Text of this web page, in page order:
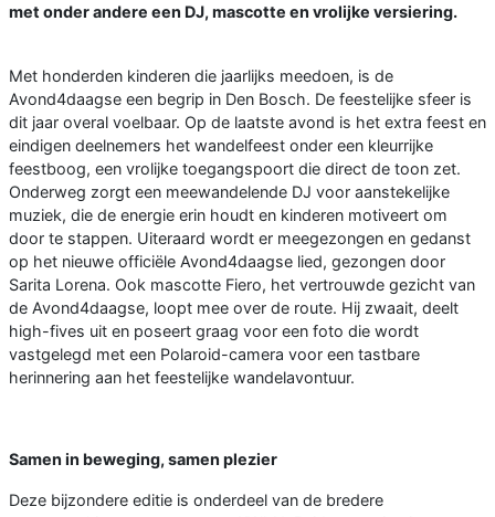
met onder andere een DJ, mascotte en vrolijke versiering.
Met honderden kinderen die jaarlijks meedoen, is de
Avond4daagse een begrip in Den Bosch. De feestelijke sfeer is
dit jaar overal voelbaar. Op de laatste avond is het extra feest en
eindigen deelnemers het wandelfeest onder een kleurrijke
feestboog, een vrolijke toegangspoort die direct de toon zet.
Onderweg zorgt een meewandelende DJ voor aanstekelijke
muziek, die de energie erin houdt en kinderen motiveert om
door te stappen. Uiteraard wordt er meegezongen en gedanst
op het nieuwe officiële Avond4daagse lied, gezongen door
Sarita Lorena. Ook mascotte Fiero, het vertrouwde gezicht van
de Avond4daagse, loopt mee over de route. Hij zwaait, deelt
high-fives uit en poseert graag voor een foto die wordt
vastgelegd met een Polaroid-camera voor een tastbare
herinnering aan het feestelijke wandelavontuur.
Samen in beweging, samen plezier
Deze bijzondere editie is onderdeel van de bredere